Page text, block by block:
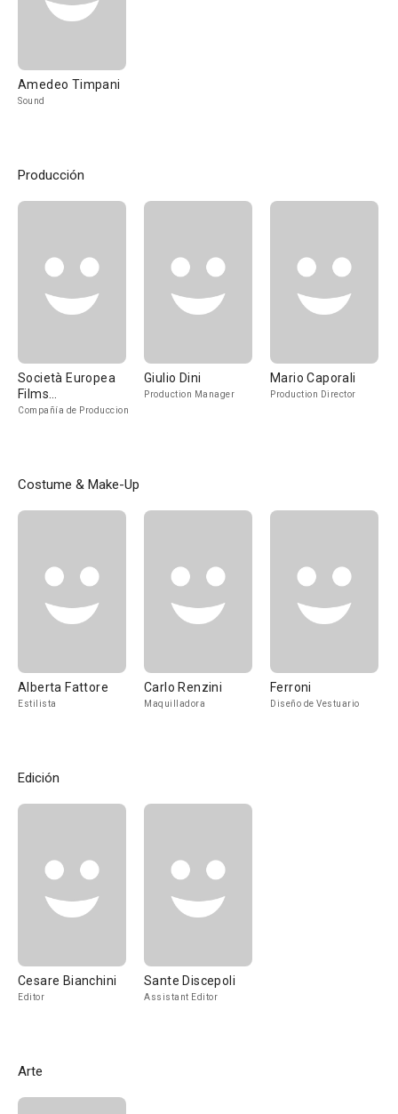
Amedeo Timpani
Sound
Producción
Società Europea
Films
Internazionali
Compañía de Produccion
Giulio Dini
Production Manager
Mario Caporali
Production Director
Costume & Make-Up
Alberta Fattore
Estilista
Carlo Renzini
Maquilladora
Ferroni
Diseño de Vestuario
Edición
Cesare Bianchini
Editor
Sante Discepoli
Assistant Editor
Arte